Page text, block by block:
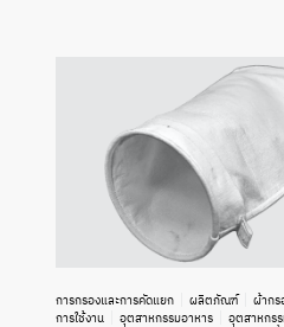
การกรองและการคัดแยก ผลิตภัณฑ์
ผ้ากร
การใช้งาน
อุตสาหกรรมอาหาร
อุตสาหกร